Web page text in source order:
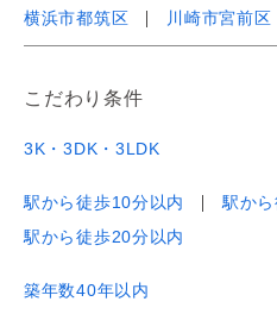
横浜市都筑区 川崎市宮前区
こだわり条件
3K・3DK・3LDK
駅から徒歩10分以内
駅か
駅から徒歩20分以内
築年数40年以内